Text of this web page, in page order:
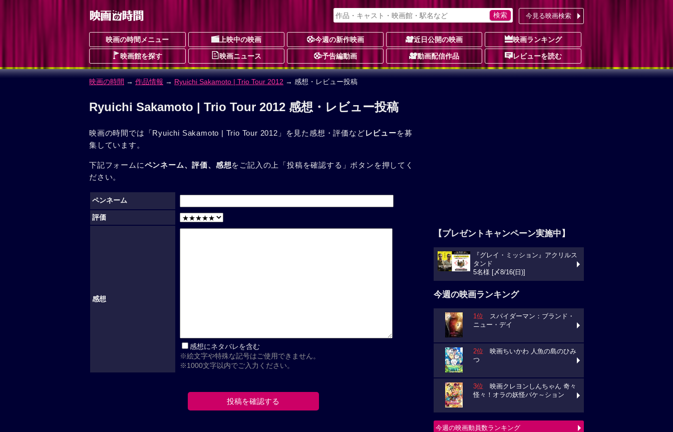
今見る映画検索
映画の時間メニュー 上映中の映画 今週の新作映画 近日公開の映画 映画ランキング
映画館を探す 映画ニュース 予告編動画 動画配信作品 レビューを読む
映画の時間 → 作品情報 → Ryuichi Sakamoto | Trio Tour 2012 → 感想・レビュー投稿
Ryuichi Sakamoto | Trio Tour 2012 感想・レビュー投稿
映画の時間では「Ryuichi Sakamoto | Trio Tour 2012」を見た感想・評価などレビューを募
集しています。
下記フォームにペンネーム、評価、感想をご記入の上「投稿を確認する」ボタンを押してく
ださい。
ペンネーム
評価
感想
感想にネタバレを含む
※絵文字や特殊な記号はご使用できません。
※1000文字以内でご入力ください。
【プレゼントキャンペーン実施中】
『グレイ・ミッション』アクリルス
タンド
5名様 [〆8/16(日)]
今週の映画ランキング
1位 スパイダーマン：ブランド・
ニュー・デイ
2位 映画ちいかわ 人魚の島のひみ
つ
3位 映画クレヨンしんちゃん 奇々
怪々！オラの妖怪バケ～ション
今週の映画動員数ランキング